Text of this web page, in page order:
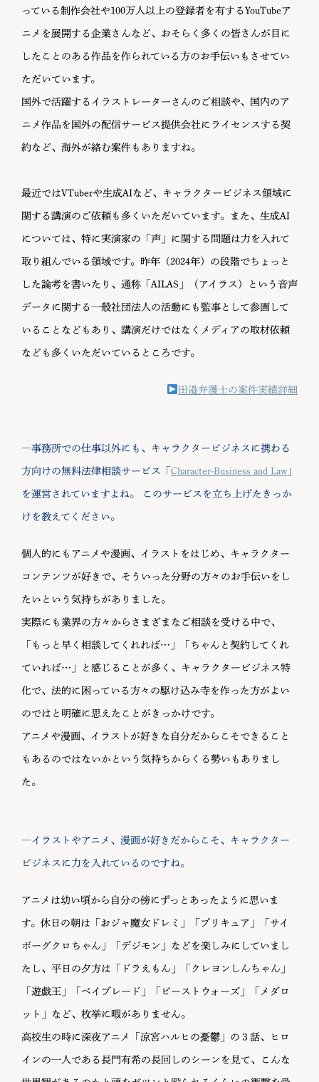
っている制作会社や100万人以上の登録者を有するYouTubeア
ニメを展開する企業さんなど、おそらく多くの皆さんが目に
したことのある作品を作られている方のお手伝いもさせてい
ただいています。
国外で活躍するイラストレーターさんのご相談や、国内のア
ニメ作品を国外の配信サービス提供会社にライセンスする契
約など、海外が絡む案件もありますね。
最近ではVTuberや生成AIなど、キャラクタービジネス領域に
関する講演のご依頼も多くいただいています。また、生成AI
については、特に実演家の「声」に関する問題は力を入れて
取り組んでいる領域です。昨年（2024年）の段階でちょっと
した論考を書いたり、通称「AILAS」（アイラス）という音声
データに関する一般社団法人の活動にも監事として参画して
いることなどもあり、講演だけではなくメディアの取材依頼
なども多くいただいているところです。
田邉弁護士の案件実績詳細
―事務所での仕事以外にも、キャラクタービジネスに携わる
方向けの無料法律相談サービス「 Character-Business and Law」
を運営されていますよね。 このサービスを立ち上げたきっか
けを教えてください。
個人的にもアニメや漫画、イラストをはじめ、キャラクター
コンテンツが好きで、そういった分野の方々のお手伝いをし
たいという気持ちがありました。
実際にも業界の方々からさまざまなご相談を受ける中で、
「もっと早く相談してくれれば…」「ちゃんと契約してくれ
ていれば…」と感じることが多く、キャラクタービジネス特
化で、法的に困っている方々の駆け込み寺を作った方がよい
のではと明確に思えたことがきっかけです。
アニメや漫画、イラストが好きな自分だからこそできること
もあるのではないかという気持ちからくる勢いもありまし
た。
―イラストやアニメ、漫画が好きだからこそ、キャラクター
ビジネスに力を入れているのですね。
アニメは幼い頃から自分の傍にずっとあったように思いま
す。休日の朝は「おジャ魔女ドレミ」「プリキュア」「サイ
ボーグクロちゃん」「デジモン」などを楽しみにしていまし
たし、平日の夕方は「ドラえもん」「クレヨンしんちゃん」
「遊戯王」「ベイブレード」「ビーストウォーズ」「メダロ
ット」など、枚挙に暇がありません。
高校生の時に深夜アニメ「涼宮ハルヒの憂鬱」の３話、ヒロ
インの一人である長門有希の長回しのシーンを見て、こんな